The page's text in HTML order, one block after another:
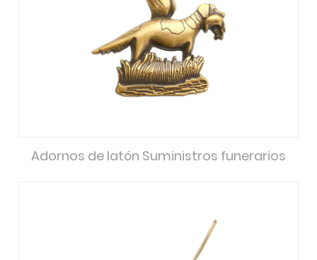
Adornos de latón Suministros funerarios